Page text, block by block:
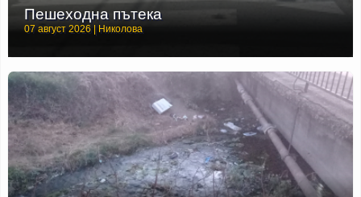
Пешеходна пътека
07 август 2026 | Николова